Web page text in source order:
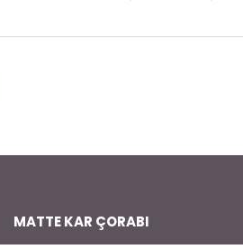
MATTE KAR ÇORABI